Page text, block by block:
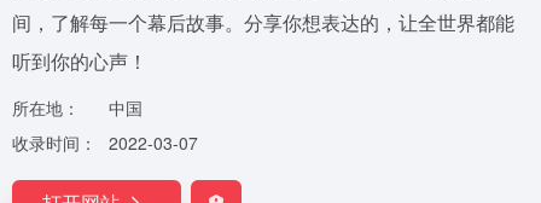
间，了解每一个幕后故事。分享你想表达的，让全世界都能
听到你的心声！
所在地：
中国
收录时间：
2022-03-07